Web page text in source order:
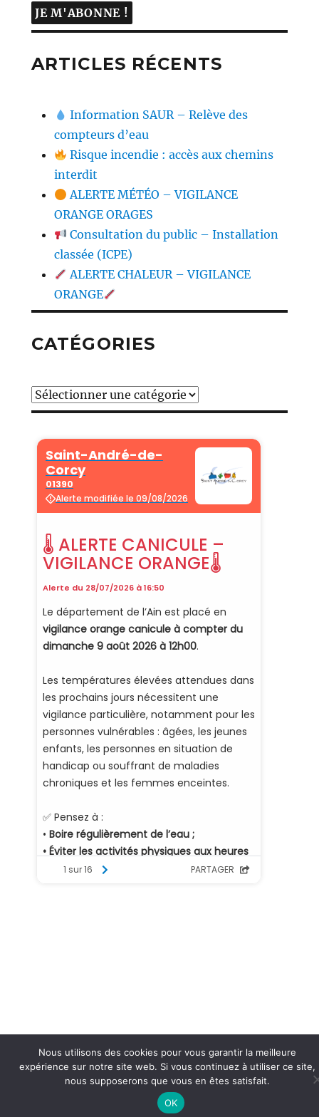
ARTICLES RÉCENTS
Information SAUR – Relève des
compteurs d’eau
Risque incendie : accès aux chemins
interdit
ALERTE MÉTÉO – VIGILANCE
ORANGE ORAGES
Consultation du public – Installation
classée (ICPE)
ALERTE CHALEUR – VIGILANCE
ORANGE
CATÉGORIES
Catégories
Nous utilisons des cookies pour vous garantir la meilleure
expérience sur notre site web. Si vous continuez à utiliser ce site,
nous supposerons que vous en êtes satisfait.
OK